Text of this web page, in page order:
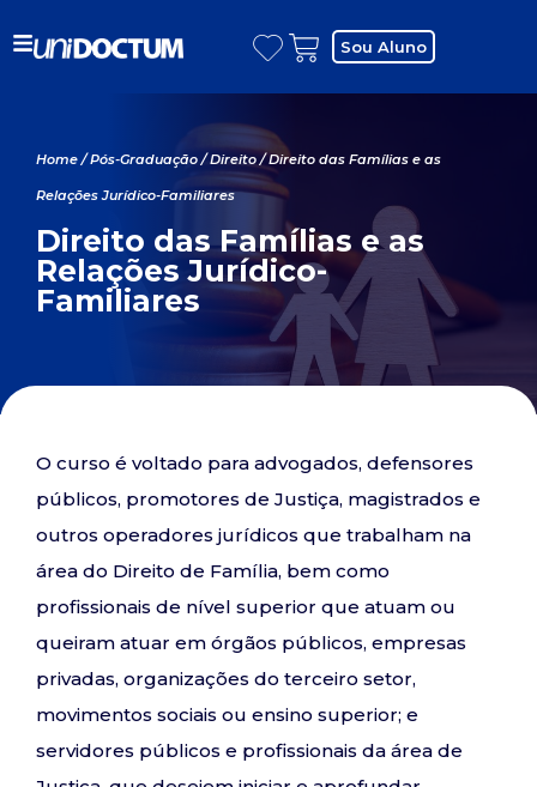
Sou Aluno
Home/Pós-Graduação/Direito/ Direito das Famílias e as
Relações Jurídico-Familiares
Direito das Famílias e as
Relações Jurídico-
Familiares
O curso é voltado para advogados, defensores
públicos, promotores de Justiça, magistrados e
outros operadores jurídicos que trabalham na
área do Direito de Família, bem como
profissionais de nível superior que atuam ou
queiram atuar em órgãos públicos, empresas
privadas, organizações do terceiro setor,
movimentos sociais ou ensino superior; e
servidores públicos e profissionais da área de